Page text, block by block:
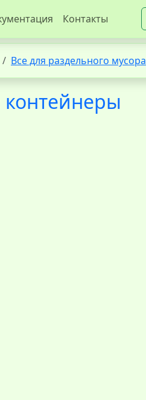
Контакты
Все для раздельного мусора